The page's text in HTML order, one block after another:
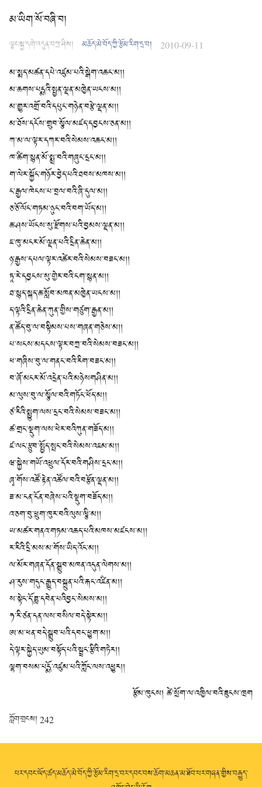
མ་ཡིག་སོ་བཞི་བ།
ལྕང་སྐྱ་དགེ་འདུན་བཀྲ་ཤིས། མཆོད་མེ་བོད་ཀྱི་རྩོམ་རིག་དྲ་བ། 2010-09-11
མ་སྨད་མཚན་དཔེ་འཛུམ་པའི་སྒེག་འཆང་མ།།
མ་ཆགས་པདྨའི་སྤྱན་ལྡན་མཁྱེན་ཡངས་མ།།
མ་གྱུར་འགྲོ་བའི་དཔུང་གཉེན་བརྩེ་ལྡན་མ།།
མ་ཐོས་དངོས་གྲུབ་སྩོལ་མཛད་དབྱངས་ཅན་མ།།
ཀ་མ་ལ་ལྟར་དཀར་བའི་སེམས་འཆང་མ།།
ཁ་ཚིག་སྙན་མོ་སྨྲ་བའི་གཞུང་དྲང་མ།།
ག་ལེར་སྐྱོང་གཉོར་བྱེད་པའི་ཐབས་མཁས་མ།།
ང་རྒྱལ་ཁེངས་པ་བྲལ་བའི་ཞི་དུལ་མ།།
ཅ་ཅོ་ལོང་གཏམ་ཉུང་བའི་བག་ཡོད་མ།།
ཆ་ཤས་ཡོངས་སུ་རྫོགས་པའི་བྱམས་ལྡན་མ།།
ཇ་ཁུ་མངར་མོ་ལྡན་པའི་དྲིན་ཆེན་མ།།
ཉ་རྒྱས་དཔལ་ལྟར་འཚེར་བའི་སེམས་བཟང་མ།།
ཏཱ་རེ་དབྱངས་སུ་གྱེར་བའི་ངག་སྙན་མ།།
ཐ་སྙད་སྐད་ཆ་སློབ་མཁན་མཁྱེན་ཡངས་མ།།
ད་ལྟའི་དྲིན་ཆེན་ཀུན་གྱིས་གཙུག་རྒྱན་མ།།
ན་ཚོད་བུ་ལ་བསྟིམས་པས་གཞན་གཅེས་མ།།
པ་སངས་མདངས་ལྟར་བཀྲ་བའི་སེམས་བཟང་མ།།
ཕ་གཞིས་བུ་ལ་གནང་བའི་རིག་བཟང་མ།།
བ་ཞོ་མངར་མོ་འདྲེན་པའི་མཉེསགཤིན་མ།།
མ་ལུས་བུ་ལ་སྩོལ་བའི་གཏོང་ཕོད་མ།།
ཙ་རིའི་སྨྱུག་ལས་དྲང་བའི་སེམས་བཟང་མ།།
ཚ་གྲང་སྡུག་ལས་ཕེར་བའིཀུན་གཟོད་མ།།
ཛ་ལང་རྩུབ་སྤྱོད་སྤང་བའི་སེམས་འཇམ་མ།།
ཝ་སྐྱེས་གཡོ་འཕྲུལ་དོར་བའི་གཤིས་དྲང་མ།།
ཞྭ་གོས་འཚོ་རྟེན་འཚོལ་བའི་བརྩོན་ལྡན་མ།།
ཟ་མ་ངན་ངོན་བཞེས་པའི་སྡུག་བཟོད་མ།།
འ་ཅག་བུ་ཕྲུག་ཁུར་བའི་ལུས་ལྕི་མ།།
ཡ་མཚར་གནའ་གཏམ་འཆད་པའི་མཁས་མཛངས་མ།།
ར་རིའི་དྲི་མས་མ་གོས་ཡིད་འོང་མ།།
ལ་མོར་གཞན་དོན་སྒྲུབ་མཁན་འདུན་ལེགས་མ།།
ཤ་རུས་གདུང་རྒྱུད་བསྐྲུན་པའི་རྐང་འཛིན་མ།།
ས་སྟེང་དོ་ཟླ་དབེན་པའིབྱང་སེམས་མ།།
ཧ་རི་ཙན་དན་ལས་བསིལ་བདེ་སྟེར་མ།།
ཨ་མ་ཕན་བདེ་སྒྲུབ་པའི་དབང་ཕྱུག་མ།།
དེ་ལྟར་སྐྱེད་ཡུམ་བསྟོད་པའི་སྦྲང་རྩིའི་གཏེར།།
ལྷག་བསམ་པདྨོ་འཛུམ་པའི་ཀློང་ལས་འཕྱུར།།
རྩོམ་ཁུངས། ཚེ་སྲོག་ལ་འཁྱིལ་བའི་ཟུངས་ཁྲག
ཀློག་གྲངས། 242
པར་དབང་ཡོད་ཚད་མཆོད་མེ་བོད་ཀྱི་རྩོམ་རིག་དྲ་བར་དབང་བས་ཆོག་མཆན་མ་ཐོབ་པར་གཞན་གྱིས་བརྒྱུད་